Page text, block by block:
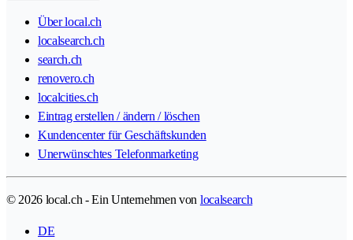
Über local.ch
localsearch.ch
search.ch
renovero.ch
localcities.ch
Eintrag erstellen / ändern / löschen
Kundencenter für Geschäftskunden
Unerwünschtes Telefonmarketing
© 2026 local.ch - Ein Unternehmen von localsearch
DE